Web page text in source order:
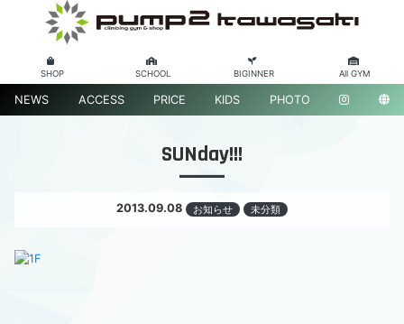
SHOP SCHOOL BIGINNER All GYM
NEWS ACCESS PRICE KIDS PHOTO
SUNday!!!
2013.09.08 お知らせ 未分類